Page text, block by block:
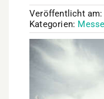
Veröffentlicht am:
Kategorien: